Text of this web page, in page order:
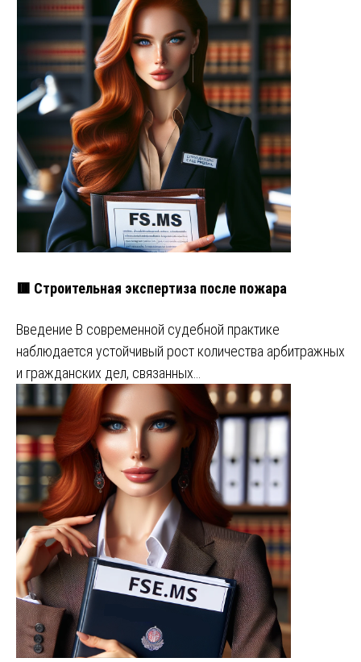
🟥 Строительная экспертиза после пожара
Введение В современной судебной практике
наблюдается устойчивый рост количества арбитражных
и гражданских дел, связанных…